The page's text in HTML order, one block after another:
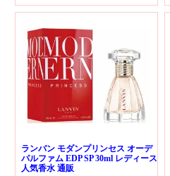
ランバン モダンプリンセス オーデ
パルファム EDP SP 30ml レディース
人気香水 通販